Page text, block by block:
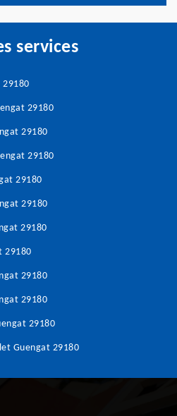
services
29180
29180
29180
29180
29180
29180
29180
29180
29180
29180
Guengat 29180